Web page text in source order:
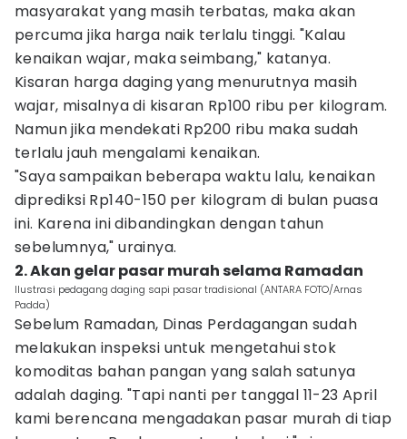
masyarakat yang masih terbatas, maka akan
percuma jika harga naik terlalu tinggi. "Kalau
kenaikan wajar, maka seimbang," katanya.
Kisaran harga daging yang menurutnya masih
wajar, misalnya di kisaran Rp100 ribu per kilogram.
Namun jika mendekati Rp200 ribu maka sudah
terlalu jauh mengalami kenaikan.
"Saya sampaikan beberapa waktu lalu, kenaikan
diprediksi Rp140-150 per kilogram di bulan puasa
ini. Karena ini dibandingkan dengan tahun
sebelumnya," urainya.
2. Akan gelar pasar murah selama Ramadan
Ilustrasi pedagang daging sapi pasar tradisional (ANTARA FOTO/Arnas
Padda)
Sebelum Ramadan, Dinas Perdagangan sudah
melakukan inspeksi untuk mengetahui stok
komoditas bahan pangan yang salah satunya
adalah daging. "Tapi nanti per tanggal 11-23 April
kami berencana mengadakan pasar murah di tiap